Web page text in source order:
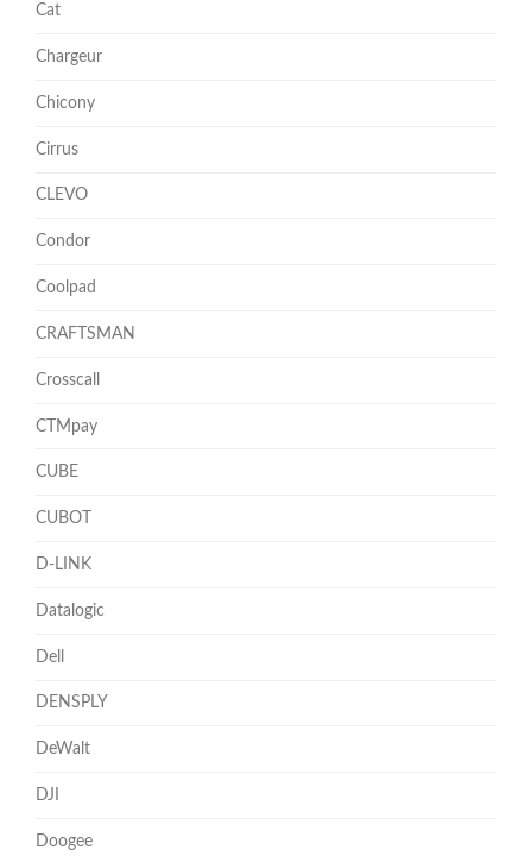
Cat
Chargeur
Chicony
Cirrus
CLEVO
Condor
Coolpad
CRAFTSMAN
Crosscall
CTMpay
CUBE
CUBOT
D-LINK
Datalogic
Dell
DENSPLY
DeWalt
DJI
Doogee